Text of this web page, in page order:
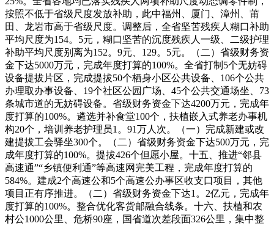
按照不低于省级尺度发放补助，此中福州、厦门、漳州、莆
田、龙岩市高于省级尺度。调整后，全省坚苦残疾人糊口补助
平均尺度为154。5元，糊口坚苦的沉度残疾人一级、二级护理
补助平均尺度别离为152。9元、129。5元。（二）省级财务资
金下达5000万元，完成年度打算的100%。全省打制5个无妨碍
设备提拔片区，完成提拔50个栖身小区公共设备、106个公共
办理取办事设备、19个社区公园广场、45个公共交通场坐、73
条城市道的无妨碍设备。省级财务资金下达4200万元，完成年
度打算的100%。遴选并补食堂100个，扶植嵌入式养老办事机
构20个，培训养老护理员1。91万人次。（一）完成新建或改
建提拔工会驿坐300个。（二）省级财务资金下达500万元，完
成年度打算的100%。提拔426个但愿小屋。十五、推进“邻县
高速通”“乡镇便利通”等高速网完美工程，完成年度打算的
584%。建成2个高速公和5个高速公办事区收支口项目，其他
项目正有序推进。（二）省级财务资金下达1。2亿元，完成年
度打算的100%。整合优化客货邮融合线条。十六、扶植和农
村公1000公里、危桥90座，国省道次差段面326公里，集中整